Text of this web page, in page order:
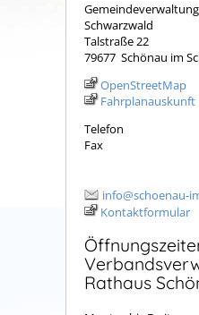
Schwarzwald
Talstraße 22
79677 Schönau im
OpenStreetMap
Fahrplanauskunft
Telefon
Fax
info@schoenau-
Kontaktformular
Rathaus